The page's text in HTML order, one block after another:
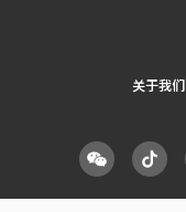
关于我们